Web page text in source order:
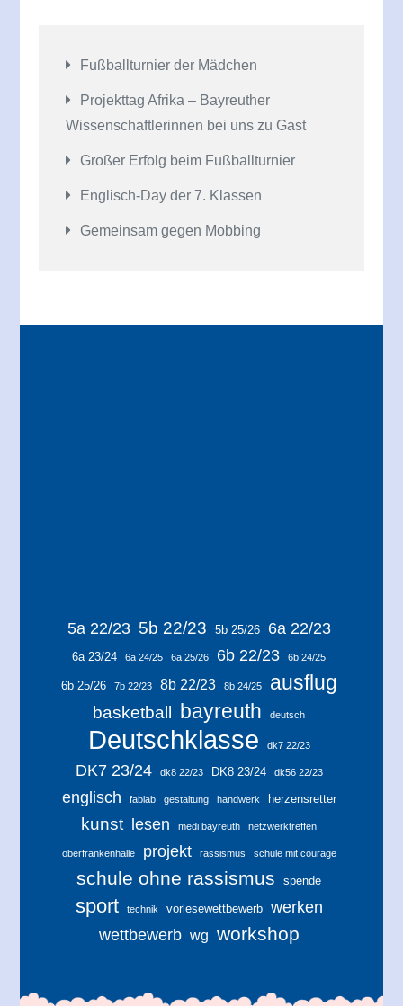
Fußballturnier der Mädchen
Projekttag Afrika – Bayreuther
Wissenschaftlerinnen bei uns zu Gast
Großer Erfolg beim Fußballturnier
Englisch-Day der 7. Klassen
Gemeinsam gegen Mobbing
5a 22/23 5b 22/23 5b 25/26 6a 22/23
6a 23/24 6a 24/25 6a 25/26 6b 22/23 6b 24/25
6b 25/26 7b 22/23 8b 22/23 8b 24/25 ausflug
basketball bayreuth deutsch
Deutschklasse dk7 22/23
DK7 23/24 dk8 22/23 DK8 23/24 dk56 22/23
englisch fablab gestaltung handwerk herzensretter
kunst lesen medi bayreuth netzwerktreffen
oberfrankenhalle projekt rassismus schule mit courage
schule ohne rassismus spende
sport technik vorlesewettbewerb
werken
wettbewerb wg workshop